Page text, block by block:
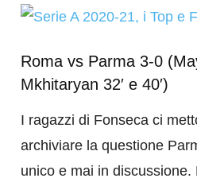
Roma vs Parma 3-0
Mkhitaryan 32′ e 40′)
I ragazzi di Fonseca ci
archiviare la questione
unico e mai in discussione.